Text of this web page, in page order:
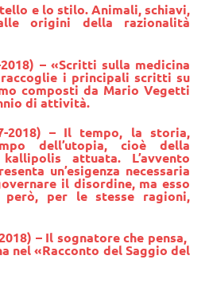
e lo stilo. Animali, schiavi,
origini della razionalità
– «Scritti sulla medicina
i principali scritti su
composti da Mario Vegetti
di attività.
2018) – Il tempo, la storia,
dell’utopia, cioè della
attuata. L’avvento
un’esigenza necessaria
il disordine, ma esso
per le stesse ragioni,
– Il sognatore che pensa,
nel «Racconto del Saggio del